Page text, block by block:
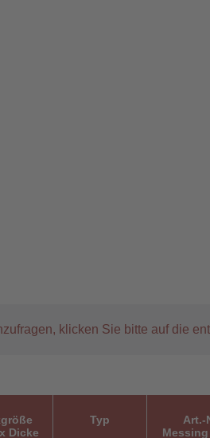
klicken Sie bitte auf die
Dicke
Typ
Art.-